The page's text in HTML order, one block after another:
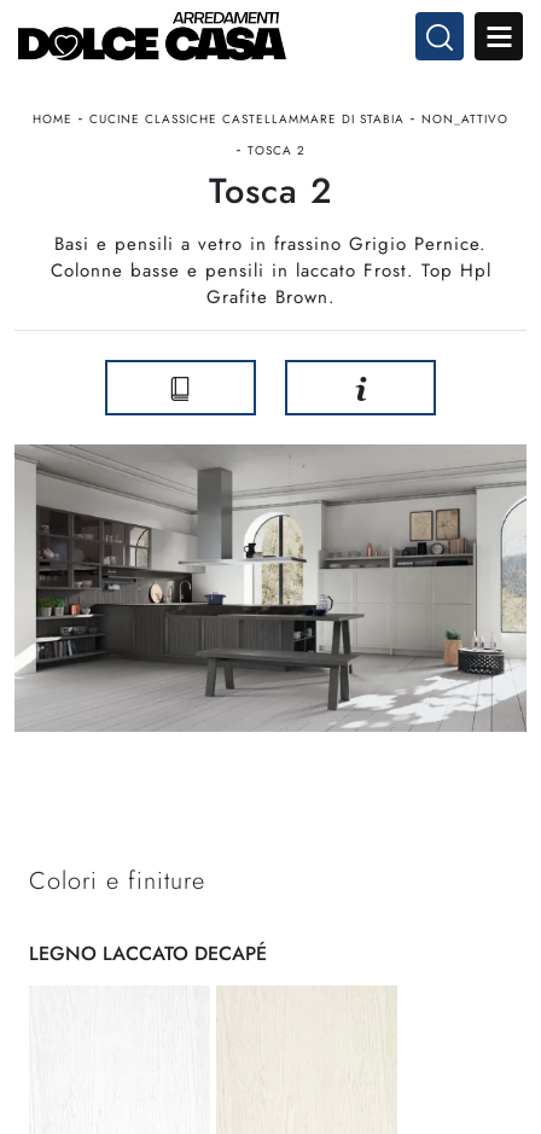
HOME - CUCINE CLASSICHE CASTELLAMMARE DI STABIA - NON_ATTIVO
- TOSCA 2
Tosca 2
Basi e pensili a vetro in frassino Grigio Pernice.
Colonne basse e pensili in laccato Frost. Top Hpl
Grafite Brown.
Colori e finiture
LEGNO LACCATO DECAPÉ